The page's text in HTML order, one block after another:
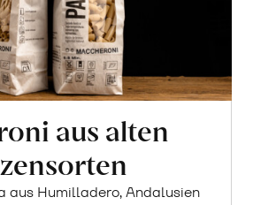
aus alten
aus Humilladero, Andalusien